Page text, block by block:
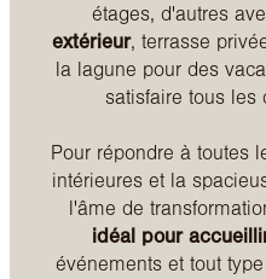
étages, d'autres
extérieur, terrasse
la lagune pour des
satisfaire tous les
Pour répondre à toutes
intérieures et la
l'âme de
idéal pour
événements et tout